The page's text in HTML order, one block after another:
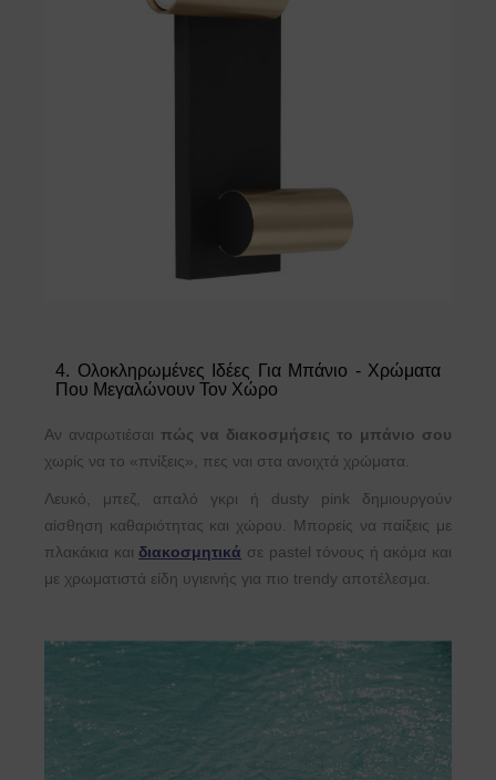
4. Ολοκληρωμένες Ιδέες Για Μπάνιο - Χρώματα
Που Μεγαλώνουν Τον Χώρο
Αν αναρωτιέσαι πώς να διακοσμήσεις το μπάνιο σου
χωρίς να το «πνίξεις», πες ναι στα ανοιχτά χρώματα.
Λευκό, μπεζ, απαλό γκρι ή dusty pink δημιουργούν
αίσθηση καθαριότητας και χώρου. Μπορείς να παίξεις με
πλακάκια και διακοσμητικά σε pastel τόνους ή ακόμα και
με χρωματιστά είδη υγιεινής για πιο trendy αποτέλεσμα.